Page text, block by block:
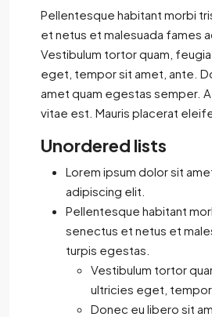
Pellentesque habitant morbi
et netus et malesuada fames
Vestibulum tortor quam,
eget, tempor sit amet, ante.
amet quam egestas semper.
vitae est. Mauris placerat
Unordered lists
Lorem ipsum dolor sit
adipiscing elit.
Pellentesque habitant
senectus et netus et
turpis egestas.
Vestibulum tortor
ultricies eget, tempor
Donec eu libero sit